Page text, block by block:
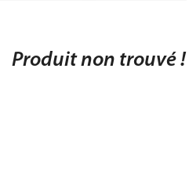
Produit non trouvé !